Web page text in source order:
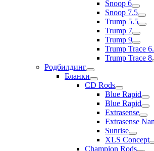
Snoop 6
Snoop 7.5
Trump 5.5
Trump 7
Trump 9
Trump Trace
Trump Trace 8
Родбилдинг
Бланки
CD Rods
Blue Rapid
Blue Rapid
Extrasense
Extrasense
Sunrise
XLS Concept
Champion Rods